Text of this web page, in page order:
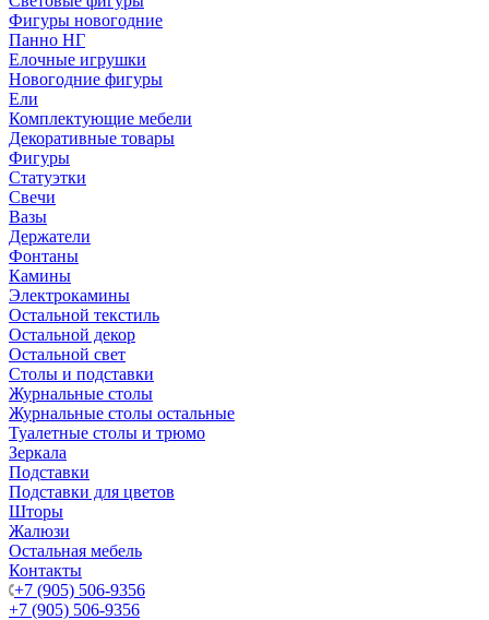
Фигуры новогодние
Панно НГ
Елочные игрушки
Новогодние фигуры
Ели
Комплектующие мебели
Декоративные товары
Фигуры
Статуэтки
Свечи
Вазы
Держатели
Фонтаны
Камины
Электрокамины
Остальной текстиль
Остальной декор
Остальной свет
Столы и подставки
Журнальные столы
Журнальные столы остальные
Туалетные столы и трюмо
Зеркала
Подставки
Подставки для цветов
Шторы
Жалюзи
Остальная мебель
Контакты
+7 (905) 506-9356
+7 (905) 506-9356